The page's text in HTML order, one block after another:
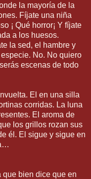
la mayoría de la
Fíjate una niña
¡ Qué horror¡ Y fíjate
a los huesos.
la sed, el hambre y
No. No quiero
escenas de todo
El en una silla
corridas. La luna
El aroma de
los grillos rozan sus
él. El sigue y sigue en
que bien dice que en